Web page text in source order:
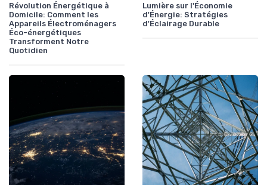
Révolution Énergétique à
Domicile: Comment les
Appareils Électroménagers
Éco-énergétiques
Transforment Notre
Quotidien
Lumière sur l'Économie
d'Énergie: Stratégies
d'Éclairage Durable